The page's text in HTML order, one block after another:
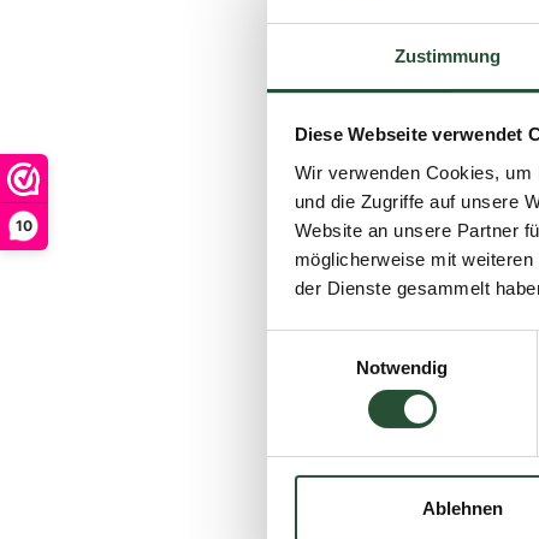
Zustimmung
Diese Webseite verwendet
Wir verwenden Cookies,
und die Zugriffe auf unsere
Website an unsere Partner
möglicherweise mit
der Dienste gesammelt
Notwendig
Ablehnen
10
4. Hoher
ein Zeichen dafür,
5. Der Garten
am Stil. Ihr Garten
Ungleichgewicht.
verleihen.
6. Verfärbungen
7. Sie nutzen
dass Sie weniger
unschönen Optik
sorgen dafür, dass